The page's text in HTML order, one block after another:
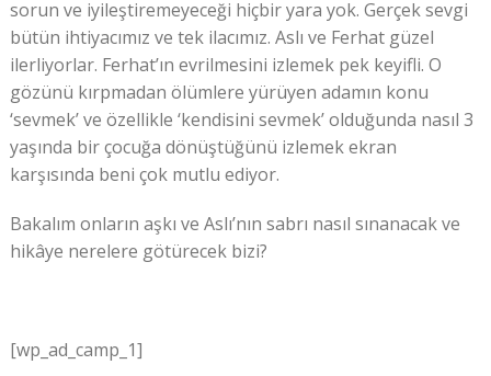
sorun ve iyileştiremeyeceği hiçbir yara yok. Gerçek sevgi
bütün ihtiyacımız ve tek ilacımız. Aslı ve Ferhat güzel
ilerliyorlar. Ferhat’ın evrilmesini izlemek pek keyifli. O
gözünü kırpmadan ölümlere yürüyen adamın konu
‘sevmek’ ve özellikle ‘kendisini sevmek’ olduğunda nasıl 3
yaşında bir çocuğa dönüştüğünü izlemek ekran
karşısında beni çok mutlu ediyor.
Bakalım onların aşkı ve Aslı’nın sabrı nasıl sınanacak ve
hikâye nerelere götürecek bizi?
[wp_ad_camp_1]